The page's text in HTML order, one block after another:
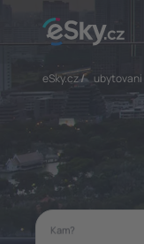
eSky.cz/ ubytovani